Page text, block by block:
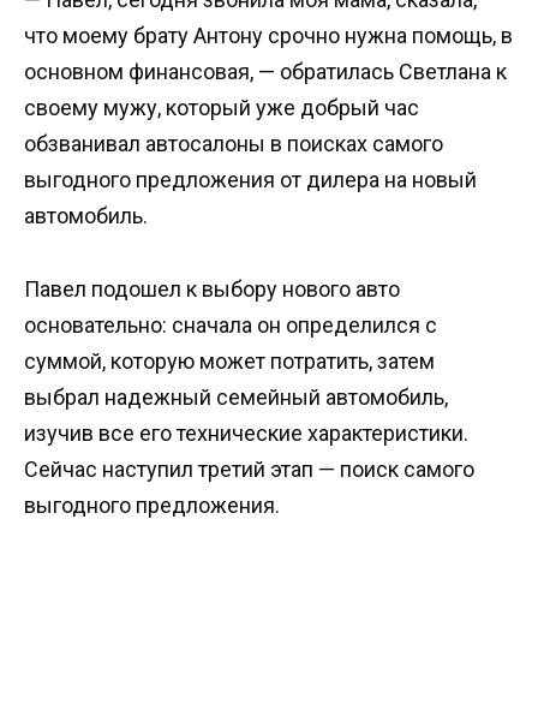
что моему брату Антону срочно нужна помощь, в
основном финансовая, — обратилась Светлана к
своему мужу, который уже добрый час
обзванивал автосалоны в поисках самого
выгодного предложения от дилера на новый
автомобиль.
Павел подошел к выбору нового авто
основательно: сначала он определился с
суммой, которую может потратить, затем
выбрал надежный семейный автомобиль,
изучив все его технические характеристики.
Сейчас наступил третий этап — поиск самого
выгодного предложения.